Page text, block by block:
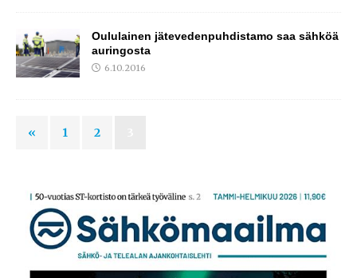
Oululainen jätevedenpuhdistamo saa sähköä
auringosta
6.10.2016
« 1 2